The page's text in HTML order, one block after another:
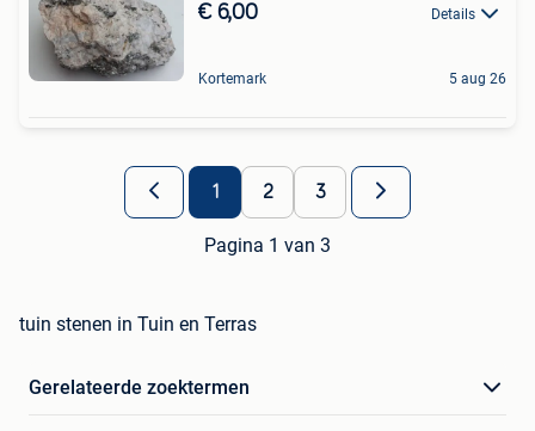
€ 6,00 Details
Kortemark 5 aug 26
1 2 3
Pagina 1 van 3
tuin stenen in Tuin en Terras
Gerelateerde zoektermen